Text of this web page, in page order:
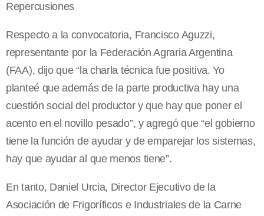
Repercusiones
Respecto a la convocatoria, Francisco Aguzzi,
representante por la Federación Agraria Argentina
(FAA), dijo que “la charla técnica fue positiva. Yo
planteé que además de la parte productiva hay una
cuestión social del productor y que hay que poner el
acento en el novillo pesado”, y agregó que “el gobierno
tiene la función de ayudar y de emparejar los sistemas,
hay que ayudar al que menos tiene”.
En tanto, Daniel Urcia, Director Ejecutivo de la
Asociación de Frigoríficos e Industriales de la Carne